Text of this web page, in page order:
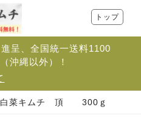
呈、全国統一送料1100
沖縄以外）！
トップ
白菜キムチ 頂 300ｇ